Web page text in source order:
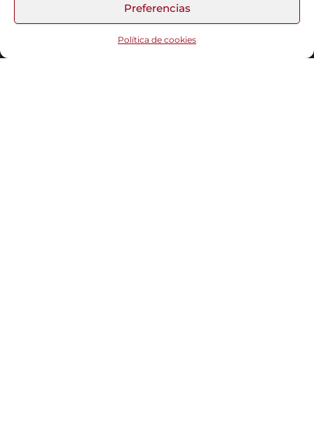
Preferencias
Política de cookies
Funciona gracias aWordPress |Tema:Head Blog